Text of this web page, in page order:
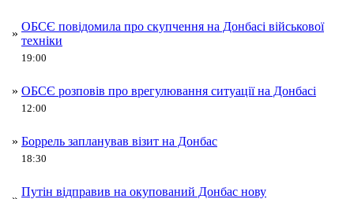
»
ОБСЄ повідомила про скупчення на Донбасі військової
техніки
19:00
» ОБСЄ розповів про врегулювання ситуації на Донбасі
12:00
» Боррель запланував візит на Донбас
18:30
Путін відправив на окупований Донбас нову